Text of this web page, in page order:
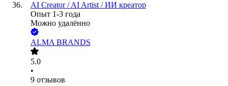
AI Сreator / AI Artist / ИИ креатор
Опыт 1-3 года
Можно удалённо
ALMA BRANDS
5.0
•
9 отзывов